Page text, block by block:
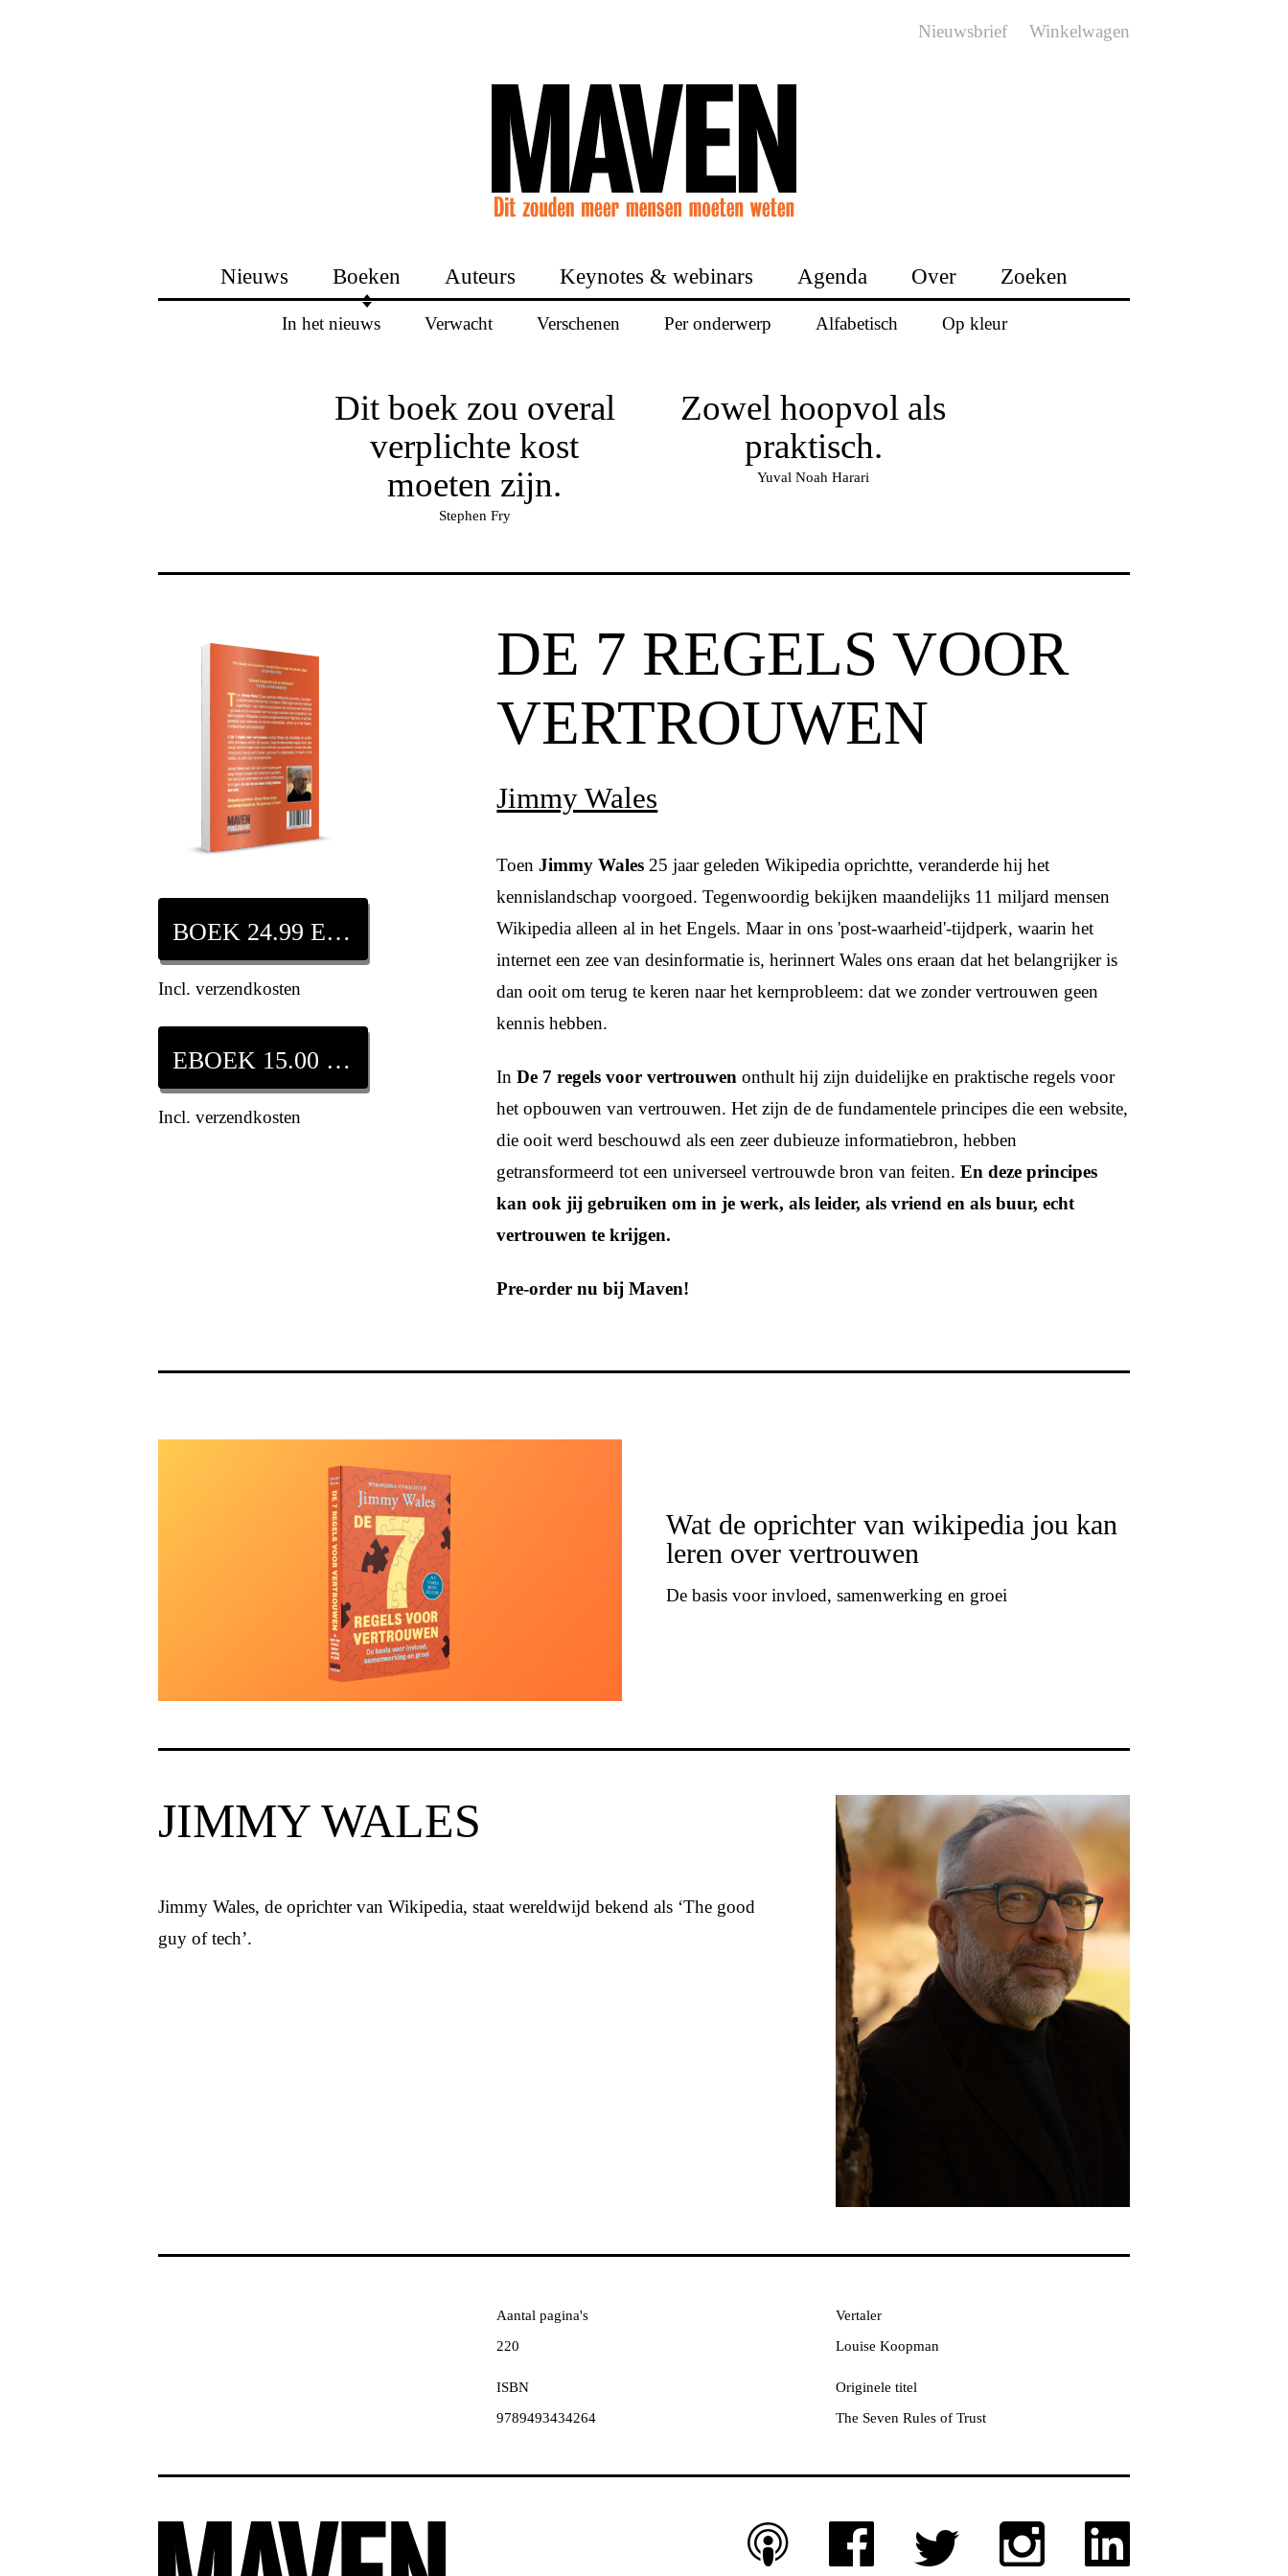
Nieuwsbrief Winkelwagen
Nieuws Boeken
In het nieuws Verwacht Verschenen Per onderwerp Alfabetisch Op kleur
Auteurs Keynotes & webinars Agenda Over Zoeken
Dit boek zou overal
verplichte kost
moeten zijn.
Stephen Fry
Zowel hoopvol als
praktisch.
Yuval Noah Harari
BOEK 24.99 EURO
Incl. verzendkosten
EBOEK 15.00 EURO
Incl. verzendkosten
DE 7 REGELS VOOR
VERTROUWEN
Jimmy Wales
ToenJimmy Wales 25 jaar geleden Wikipedia oprichtte, veranderde hij het
kennislandschap voorgoed. Tegenwoordig bekijken maandelijks 11 miljard mensen
Wikipedia alleen al in het Engels. Maar in ons 'post-waarheid'-tijdperk, waarin het
internet een zee van desinformatie is, herinnert Wales ons eraan dat het belangrijker is
dan ooit om terug te keren naar het kernprobleem: dat we zonder vertrouwen geen
kennis hebben.
InDe 7 regels voor vertrouwen onthult hij zijn duidelijke en praktische regels voor
het opbouwen van vertrouwen. Het zijn de de fundamentele principes die een website,
die ooit werd beschouwd als een zeer dubieuze informatiebron, hebben
getransformeerd tot een universeel vertrouwde bron van feiten.En deze principes
kan ook jij gebruiken om in je werk, als leider, als vriend en als buur, echt
vertrouwen te krijgen.
Pre-order nu bij Maven!
Wat de oprichter van wikipedia jou kan
leren over vertrouwen
De basis voor invloed, samenwerking en groei
JIMMY WALES
Jimmy Wales, de oprichter van Wikipedia, staat wereldwijd bekend als ‘The good
guy of tech’.
Aantal pagina's
220
ISBN
9789493434264
Vertaler
Louise Koopman
Originele titel
The Seven Rules of Trust